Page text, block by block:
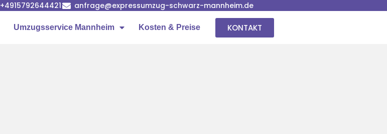
+4915792644421 anfrage@expressumzug-schwarz-mannheim.de
Umzugsservice Mannheim Kosten & Preise KONTAKT